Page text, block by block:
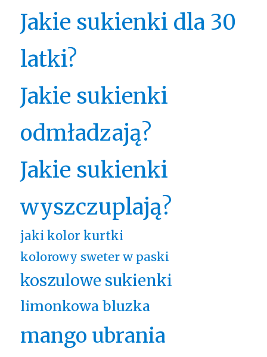
Jakie sukienki dla 30
latki?
Jakie sukienki
odmładzają?
Jakie sukienki
wyszczuplają?
jaki kolor kurtki
kolorowy sweter w paski
koszulowe sukienki
limonkowa bluzka
mango ubrania